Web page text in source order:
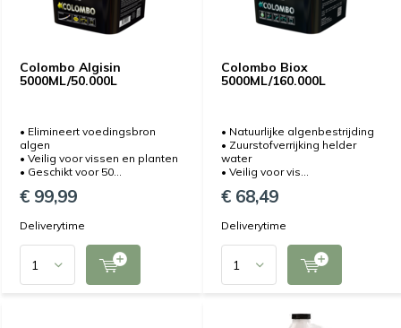
Colombo Algisin
5000ML/50.000L
• Elimineert voedingsbron
algen
• Veilig voor vissen en planten
• Geschikt voor 50...
€ 99,99
Deliverytime
Colombo Biox
5000ML/160.000L
• Natuurlijke algenbestrijding
• Zuurstofverrijking helder
water
• Veilig voor vis...
€ 68,49
Deliverytime